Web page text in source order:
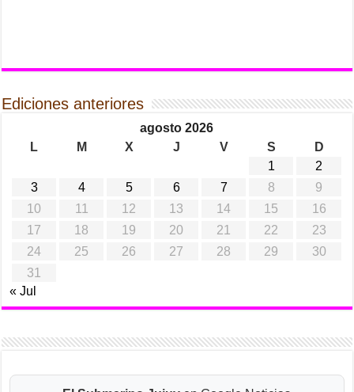
Ediciones anteriores
agosto 2026
L
M X J V S
D
1
2
3
4 5 6 7 8
9
10
11 12 13 14 15
16
17
18 19 20 21 22
23
24
25 26 27 28 29
30
31
« Jul